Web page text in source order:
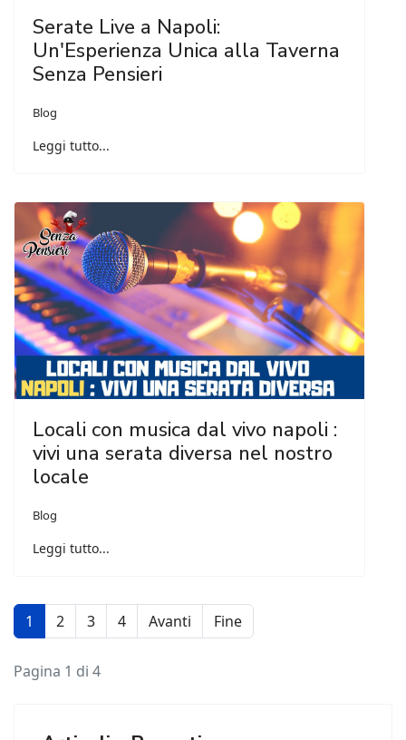
Serate Live a Napoli:
Un'Esperienza Unica alla Taverna
Senza Pensieri
Blog
Leggi tutto...
Locali con musica dal vivo napoli :
vivi una serata diversa nel nostro
locale
Blog
Leggi tutto...
1 2 3 4 Avanti Fine
Pagina 1 di 4